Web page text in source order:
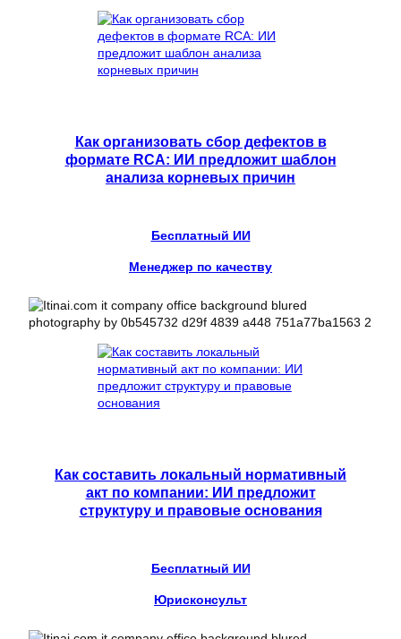
Как организовать сбор дефектов в
формате RCA: ИИ предложит шаблон
анализа корневых причин
Бесплатный ИИ
Менеджер по качеству
Как составить локальный нормативный
акт по компании: ИИ предложит
структуру и правовые основания
Бесплатный ИИ
Юрисконсульт